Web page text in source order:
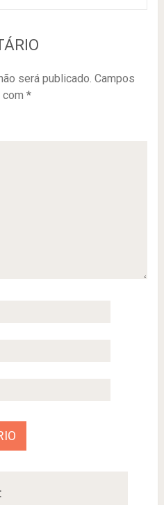
será publicado. Campos
*